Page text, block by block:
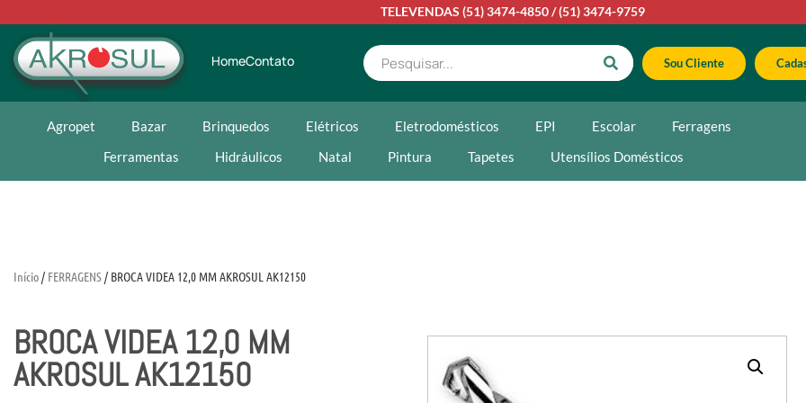
TELEVENDAS (51) 3474-4850/(51) 3474-9759
HomeContato Sou Cliente
Agropet Bazar Brinquedos Elétricos Eletrodomésticos EPI Escolar
Ferragens
Ferramentas
Hidráulicos Natal Pintura Tapetes Utensílios Domésticos
Início/ FERRAGENS/ BROCA VIDEA 12,0 MM AKROSUL AK12150
BROCA VIDEA 12,0 MM
AKROSUL AK12150